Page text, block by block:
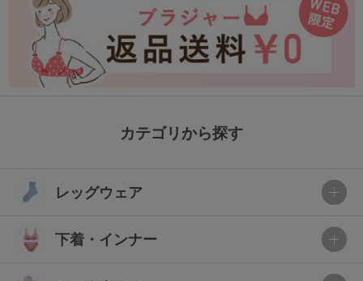
カテゴリから探す
レッグウェア
下着・インナー